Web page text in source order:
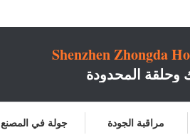
Shenzhen Zhongda
المحدودة
جولة في المصنع مراقبة الجودة